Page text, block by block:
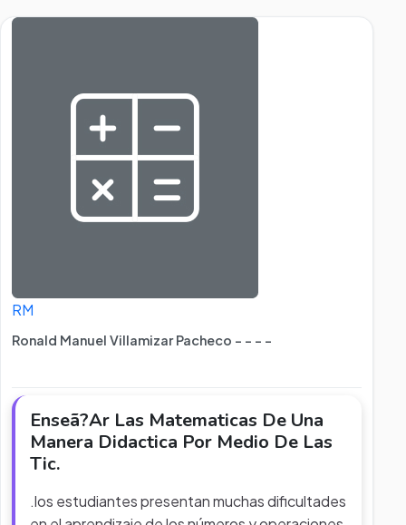
RM
Ronald Manuel Villamizar Pacheco - - - -
Enseã?Ar Las Matematicas De Una
Manera Didactica Por Medio De Las
Tic.
.los estudiantes presentan muchas dificultades